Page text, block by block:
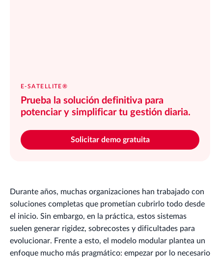
E-SATELLITE®
Prueba la solución definitiva para
potenciar y simplificar tu gestión diaria.
Solicitar demo gratuita
Durante años, muchas organizaciones han trabajado con
soluciones completas que prometían cubrirlo todo desde
el inicio. Sin embargo, en la práctica, estos sistemas
suelen generar rigidez, sobrecostes y dificultades para
evolucionar. Frente a esto, el modelo modular plantea un
enfoque mucho más pragmático: empezar por lo necesario